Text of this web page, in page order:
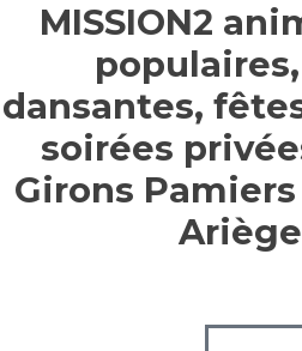
MISSION2
dansantes,
soirées
Girons